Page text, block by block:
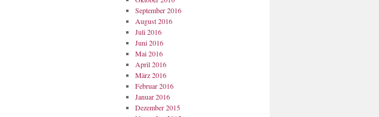
September 2016
August 2016
Juli 2016
Juni 2016
Mai 2016
April 2016
März 2016
Februar 2016
Januar 2016
Dezember 2015